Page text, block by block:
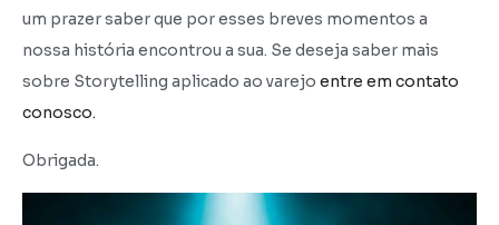
um prazer saber que por esses breves momentos a
nossa história encontrou a sua. Se deseja saber mais
sobre Storytelling aplicado ao varejo entre em contato
conosco.
Obrigada.